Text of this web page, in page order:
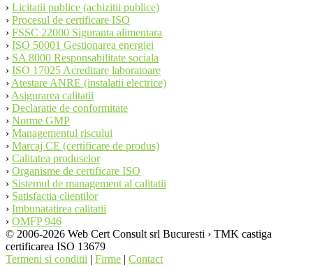
› Licitatii publice (achizitii publice)
› Procesul de certificare ISO
› FSSC 22000 Siguranta alimentara
› ISO 50001 Gestionarea energiei
› SA 8000 Responsabilitate sociala
› ISO 17025 Acreditare laboratoare
› Atestare ANRE (instalatii electrice)
› Asigurarea calitatii
› Declaratie de conformitate
› Norme GMP
› Managementul riscului
› Marcaj CE (certificare de produs)
› Calitatea produselor
› Organisme de certificare ISO
› Sistemul de management al calitatii
› Satisfactia clientilor
› Imbunatatirea calitatii
› OMFP 946
© 2006-2026 Web Cert Consult srl Bucuresti › TMK castiga
certificarea ISO 13679
Termeni si conditii | Firme | Contact